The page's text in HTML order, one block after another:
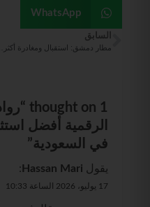
WhatsApp
السابق
1 thought on “
الرقمية أفضل
في السعودية”
يقول Hassan Mari
:
17 يوليو، 2026 الساعة 10:33